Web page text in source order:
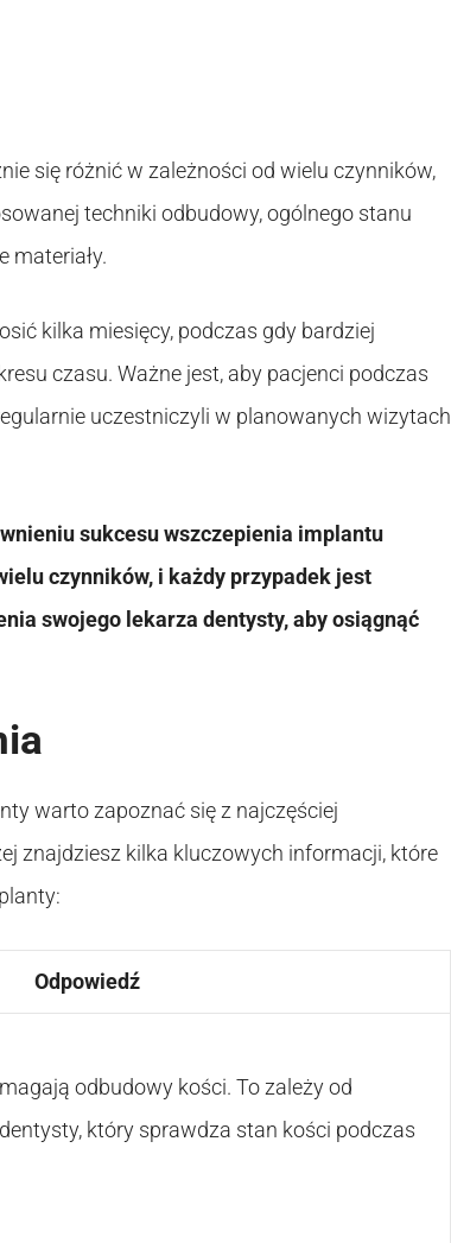
się różnić w zależności od wielu czynników,
techniki odbudowy, ogólnego stanu
materiały.
kilka miesięcy, podczas gdy bardziej
czasu. Ważne jest, aby pacjenci podczas
uczestniczyli w planowanych wizytach
sukcesu wszczepienia implantu
czynników, i każdy przypadek jest
swojego lekarza dentysty, aby osiągnąć
warto zapoznać się z najczęściej
znajdziesz kilka kluczowych informacji, które
Odpowiedź
odbudowy kości. To zależy od
który sprawdza stan kości podczas